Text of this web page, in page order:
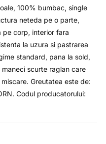
100% bumbac, single
neteda pe o parte,
pe corp, interior fara
la uzura si pastrarea
standard, pana la sold,
scurte raglan care
Greutatea este de:
Codul producatorului: